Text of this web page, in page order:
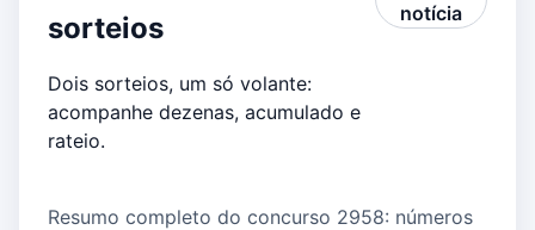
sorteios
Dois sorteios, um só volante:
acompanhe dezenas, acumulado e
rateio.
notícia
Resumo completo do concurso 2958: números